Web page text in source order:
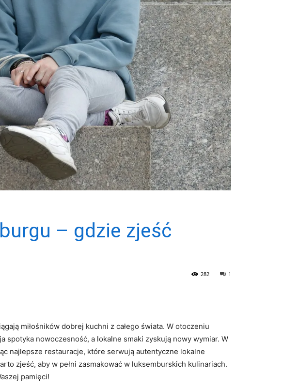
– gdzie zjeść
1
282
miłośników dobrej kuchni z całego świata. W ‌otoczeniu
nowoczesność, a ⁢lokalne smaki zyskują nowy wymiar.⁣ W
najlepsze restauracje, które serwują autentyczne lokalne
zjeść,‍ aby⁤ w ​pełni zasmakować w​ luksemburskich ⁣kulinariach.
pamięci!